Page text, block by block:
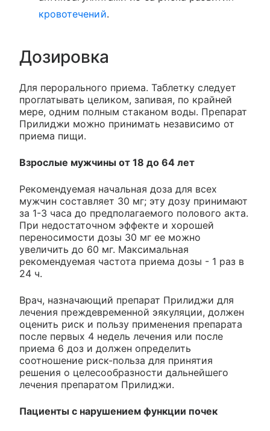
кровотечений.
Дозировка
Для перорального приема. Таблетку следует
проглатывать целиком, запивая, по крайней
мере, одним полным стаканом воды. Препарат
Прилиджи можно принимать независимо от
приема пищи.
Взрослые мужчины от 18 до 64 лет
Рекомендуемая начальная доза для всех
мужчин составляет 30 мг; эту дозу принимают
за 1-3 часа до предполагаемого полового акта.
При недостаточном эффекте и хорошей
переносимости дозы 30 мг ее можно
увеличить до 60 мг. Максимальная
рекомендуемая частота приема дозы - 1 раз в
24 ч.
Врач, назначающий препарат Прилиджи для
лечения преждевременной эякуляции, должен
оценить риск и пользу применения препарата
после первых 4 недель лечения или после
приема 6 доз и должен определить
соотношение риск-польза для принятия
решения о целесообразности дальнейшего
лечения препаратом Прилиджи.
Пациенты с нарушением функции почек